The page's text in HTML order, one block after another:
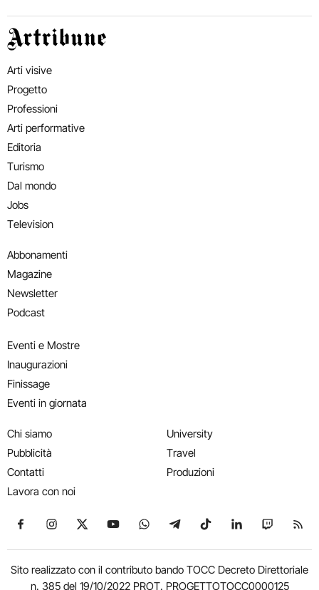
Artribune
Arti visive
Progetto
Professioni
Arti performative
Editoria
Turismo
Dal mondo
Jobs
Television
Abbonamenti
Magazine
Newsletter
Podcast
Eventi e Mostre
Inaugurazioni
Finissage
Eventi in giornata
Chi siamo
Pubblicità
Contatti
Lavora con noi
University
Travel
Produzioni
Seguici su Facebook
Seguici su Instagram
Seguici su X
Seguici su YouTube
Seguici su WhatsApp
Seguici su Telegram
Seguici su TikTok
Seguici su
Seguici
Sito realizzato con il contributo bando TOCC Decreto Direttoriale
n. 385 del 19/10/2022 PROT. PROGETTOTOCC0000125